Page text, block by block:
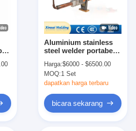
Aluminium stainless
steel welder portabel
Harga:$6000 - $6500.00
MOQ:1 Set
dapatkan harga terbaru
bicara sekarang